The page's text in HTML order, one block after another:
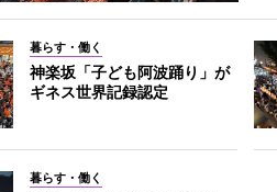
暮らす・働く
神楽坂「子ども阿波踊り」が
ギネス世界記録認定
暮らす・働く